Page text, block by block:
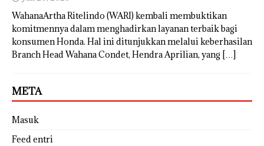
WahanaArtha Ritelindo (WARI) kembali membuktikan
komitmennya dalam menghadirkan layanan terbaik bagi
konsumen Honda. Hal ini ditunjukkan melalui keberhasilan
Branch Head Wahana Condet, Hendra Aprilian, yang […]
META
Masuk
Feed entri